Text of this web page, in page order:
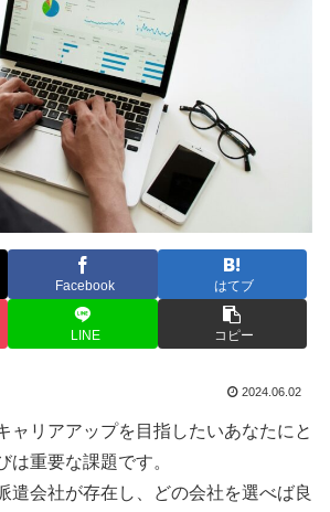
Facebook はてブ
LINE コピー
2024.06.02
ャリアアップを目指したいあなたにと
は重要な課題です。
遣会社が存在し、どの会社を選べば良